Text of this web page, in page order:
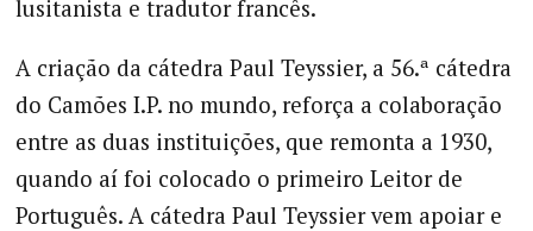
lusitanista e tradutor francês.
A criação da cátedra Paul Teyssier, a 56.ª cátedra
do Camões I.P. no mundo, reforça a colaboração
entre as duas instituições, que remonta a 1930,
quando aí foi colocado o primeiro Leitor de
Português. A cátedra Paul Teyssier vem apoiar e